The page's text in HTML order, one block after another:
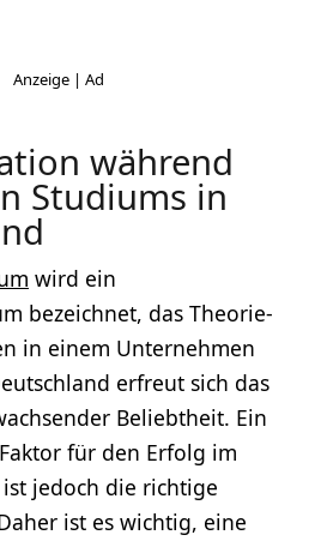
während
Studiums in
wird ein
bezeichnet, das Theorie-
in einem Unternehmen
erfreut sich das
Beliebtheit. Ein
für den Erfolg im
jedoch die richtige
ist es wichtig, eine